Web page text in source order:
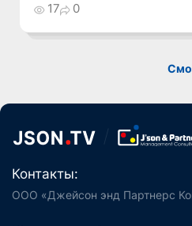
17 0
Контакты:
ООО «Джейсон энд Партнерс